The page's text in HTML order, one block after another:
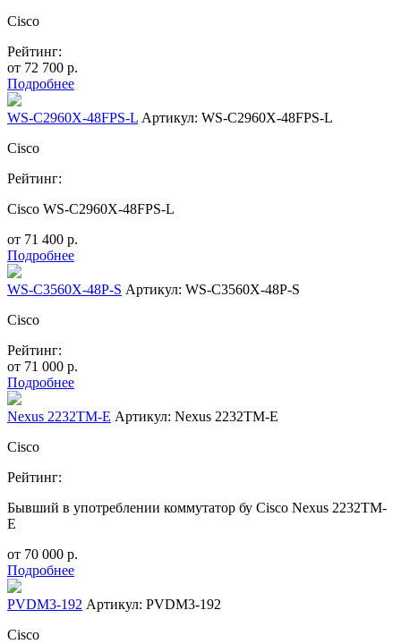
Cisco
Рейтинг:
от 72 700 р.
Подробнее
WS-C2960X-48FPS-L Артикул: WS-C2960X-48FPS-L
Cisco
Рейтинг:
Cisco WS-C2960X-48FPS-L
от 71 400 р.
Подробнее
WS-C3560X-48P-S Артикул: WS-C3560X-48P-S
Cisco
Рейтинг:
от 71 000 р.
Подробнее
Nexus 2232TM-E Артикул: Nexus 2232TM-E
Cisco
Рейтинг:
Бывший в употреблении коммутатор бу Cisco Nexus 2232TM-
E
от 70 000 р.
Подробнее
PVDM3-192 Артикул: PVDM3-192
Cisco